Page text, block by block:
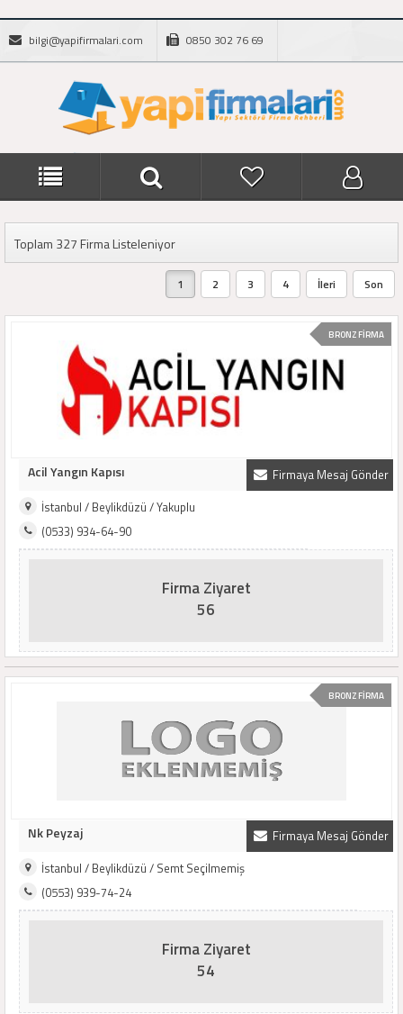
bilgi@yapifirmalari.com 0850 302 76 69
Toplam 327 Firma Listeleniyor
1 2 3 4 İleri Son
BRONZ FİRMA
Firmaya Mesaj Gönder
Acil Yangın Kapısı
İstanbul / Beylikdüzü / Yakuplu
(0533) 934-64-90
Firma Ziyaret
56
BRONZ FİRMA
Firmaya Mesaj Gönder
Nk Peyzaj
İstanbul / Beylikdüzü / Semt Seçilmemiş
(0553) 939-74-24
Firma Ziyaret
54